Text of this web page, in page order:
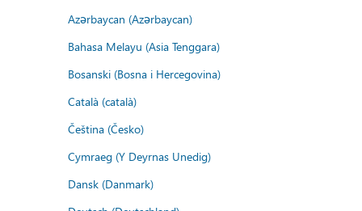
Azərbaycan (Azərbaycan)
Bahasa Melayu (Asia Tenggara)
Bosanski (Bosna i Hercegovina)
Català (català)
Čeština (Česko)
Cymraeg (Y Deyrnas Unedig)
Dansk (Danmark)